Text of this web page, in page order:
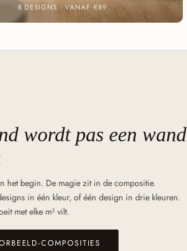
8 DESIGNS · VANAF €89
wordt pas een wand
het begin. De magie zit in de compositie.
in één kleur, of één design in drie kleuren.
met elke m² vilt.
COMPOSITIES